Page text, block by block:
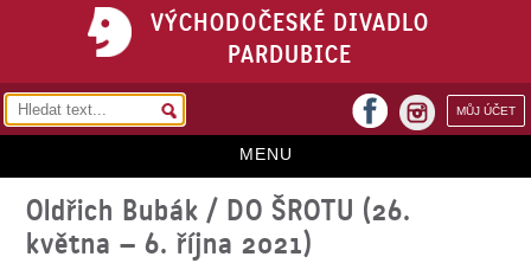
VÝCHODOČESKÉ DIVADLO
PARDUBICE
MŮJ ÚČET
facebook
MENU
HOME
PROGRAM
Oldřich Bubák / DO ŠROTU (26.
května – 6. října 2021)